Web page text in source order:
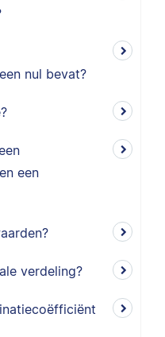
nul bevat?
een
verdeling?